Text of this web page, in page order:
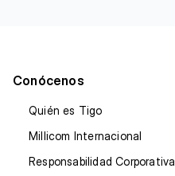
Conócenos
Quién es Tigo
Millicom Internacional
Responsabilidad Corporativa